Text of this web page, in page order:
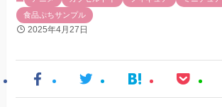
食品ぷちサンプル
2025年4月27日